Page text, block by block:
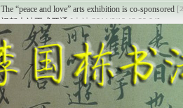
祝贺本站正式开通 [本站 2011/6/18 12:39:04]